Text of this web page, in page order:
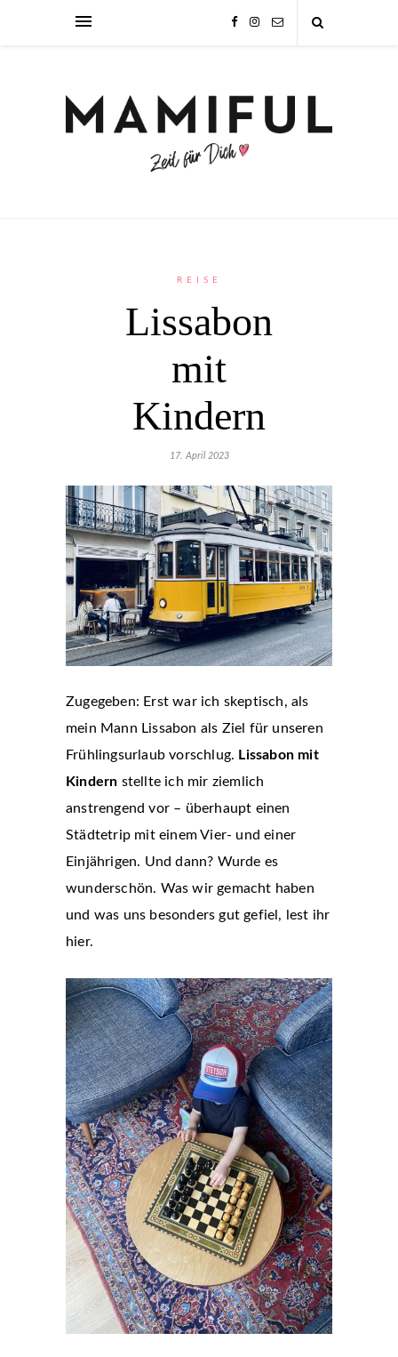
REISE
Lissabon
mit
Kindern
17. April 2023
Zugegeben: Erst war ich skeptisch, als
mein Mann Lissabon als Ziel für unseren
Frühlingsurlaub vorschlug. Lissabon mit
Kindern stellte ich mir ziemlich
anstrengend vor – überhaupt einen
Städtetrip mit einem Vier- und einer
Einjährigen. Und dann? Wurde es
wunderschön. Was wir gemacht haben
und was uns besonders gut gefiel, lest ihr
hier.